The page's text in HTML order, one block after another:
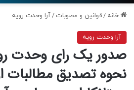
خانه /قوانین و مصوبات /آرا وحدت رویه
آرا وحدت رویه
صدور یک رای وحدت
نحوه تصدیق مطالبات